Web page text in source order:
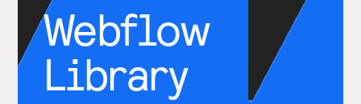
Webflow
Library